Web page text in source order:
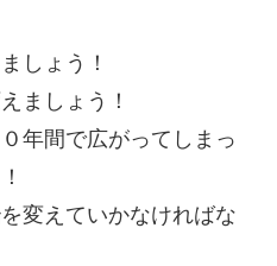
しょう！
ましょう！
年間で広がってしまっ
変えていかなければな